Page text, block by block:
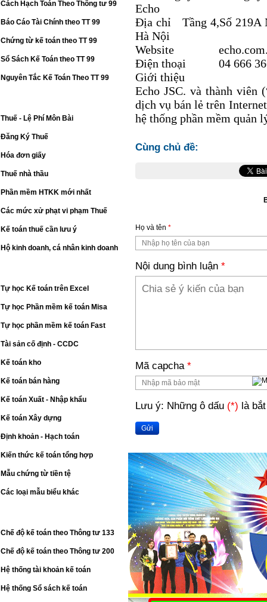
Cách Hạch Toán Theo Thông tư 99
Báo Cáo Tài Chính theo TT 99
Chứng từ kế toán theo TT 99
Sổ Sách Kế Toán theo TT 99
Nguyên Tắc Kế Toán Theo TT 99
Thuế - Lệ Phí Môn Bài
Đăng Ký Thuế
Hóa đơn giấy
Thuế nhà thầu
Phần mềm HTKK mới nhất
Các mức xử phạt vi phạm Thuế
Kế toán thuế cần lưu ý
Hộ kinh doanh, cá nhân kinh doanh
Tự học Kế toán trên Excel
Tự học Phần mềm kế toán Misa
Tự học phần mềm kế toán Fast
Tài sản cố định - CCDC
Kế toán kho
Kế toán bán hàng
Kế toán Xuất - Nhập khẩu
Kế toán Xây dựng
Định khoản - Hạch toán
Kiến thức kế toán tổng hợp
Mẫu chứng từ tiền tệ
Các loại mẫu biểu khác
Chế độ kế toán theo Thông tư 133
Chế độ kế toán theo Thông tư 200
Hệ thống tài khoản kế toán
Hệ thống Sổ sách kế toán
Echo
Địa chỉ Tầng 4,Số 219A
Hà Nội
Website
Điện thoại 04 666
Giới thiệu
Echo JSC. và thành viên
dịch vụ bán lẻ trên
hệ thống phần mềm quản
Cùng chủ đề:
Họ và tên *
Nội dung bình luận *
Mã capcha *
Lưu ý: Những ô dấu (*) là
Gửi